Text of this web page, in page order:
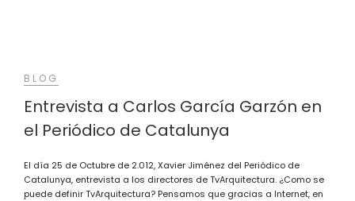
BLOG
Entrevista a Carlos García Garzón en
el Periódico de Catalunya
El día 25 de Octubre de 2.012, Xavier Jiménez del Periódico de
Catalunya, entrevista a los directores de TvArquitectura. ¿Como se
puede definir TvArquitectura? Pensamos que gracias a Internet, en